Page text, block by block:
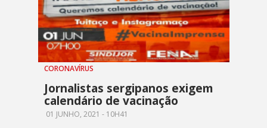
CORONAVÍRUS
Jornalistas sergipanos exigem
calendário de vacinação
01 JUNHO, 2021 - 10H41